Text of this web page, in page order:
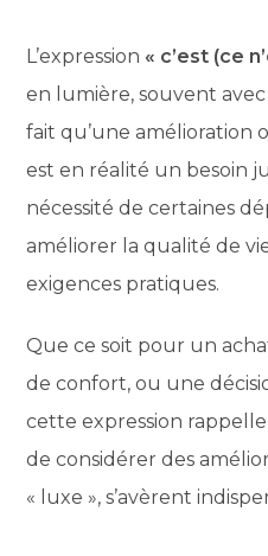
L’expression « c’est (ce
en lumière, souvent
fait qu’une amélioration
est en réalité un besoin
nécessité de certaines
améliorer la qualité de
exigences pratiques.
Que ce soit pour un
de confort, ou une
cette expression rappelle
de considérer des
« luxe », s’avèrent